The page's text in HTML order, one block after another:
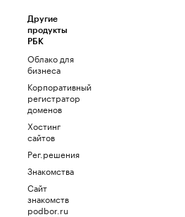
Другие
продукты
РБК
Облако для
бизнеса
Корпоративный
регистратор
доменов
Хостинг
сайтов
Рег.решения
Знакомства
Сайт
знакомств
podbor.ru